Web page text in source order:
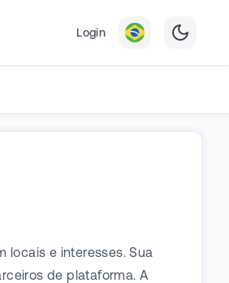
Login
locais e interesses. Sua
de plataforma. A